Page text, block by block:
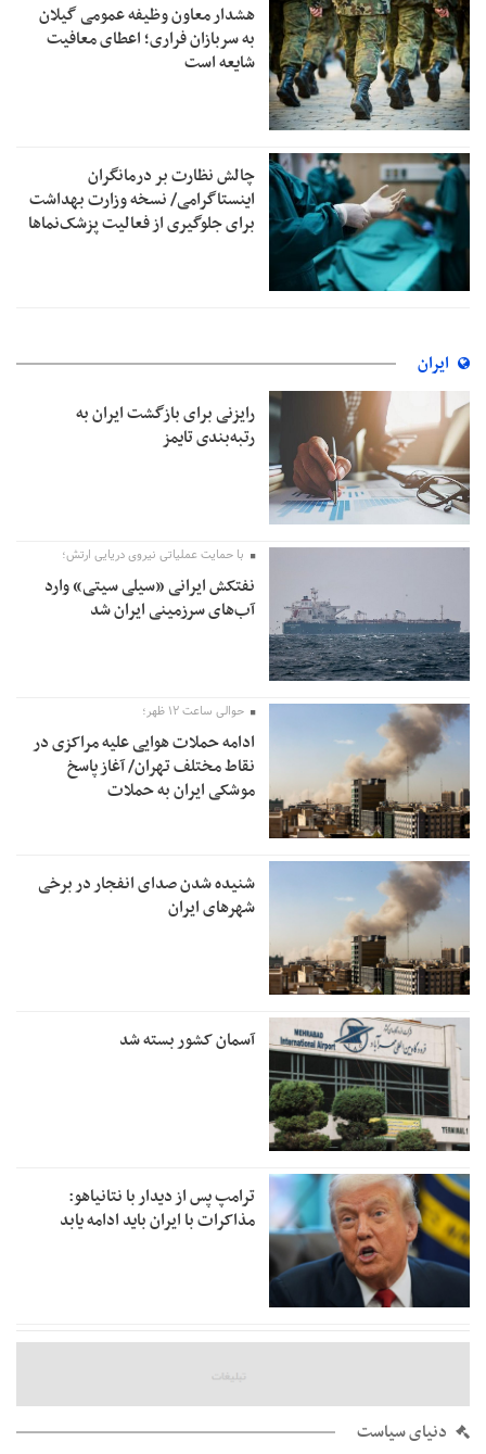
هشدار معاون وظیفه عمومی گیلان
به سربازان فراری؛ اعطای معافیت
شایعه است
چالش نظارت بر درمانگران
اینستاگرامی/ نسخه وزارت بهداشت
برای جلوگیری از فعالیت پزشک‌نماها
ایران
رایزنی برای بازگشت ایران به
رتبه‌بندی تایمز
با حمایت عملیاتی نیروی دریایی ارتش؛
نفتکش ایرانی «سیلی سیتی» وارد
آب‌های سرزمینی ایران شد
حوالی ساعت ۱۲ ظهر؛
ادامه حملات هوایی علیه مراکزی در
نقاط مختلف تهران/ آغاز پاسخ
موشکی ایران به حملات
شنیده شدن صدای انفجار در برخی
شهرهای ایران
آسمان کشور بسته شد
ترامپ پس از دیدار با نتانیاهو:
مذاکرات با ایران باید ادامه یابد
دنیای سیاست